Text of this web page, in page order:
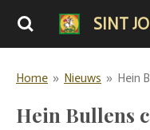
Ga
de
SINT
Home » Nieuws » Hein
Hein Bullens